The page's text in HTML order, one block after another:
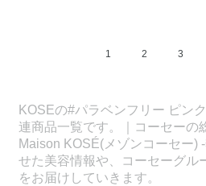
1 2 3
KOSEの#パラベンフリー ピン
連商品一覧です。｜コーセーの
Maison KOSÉ(メゾンコーセー)
せた美容情報や、コーセーグル
をお届けしていきます。